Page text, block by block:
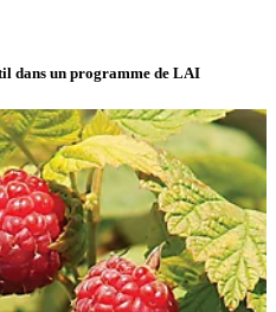
dans un programme de LAI